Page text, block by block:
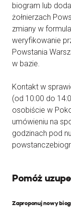
biogram lub
żołnierzach
zmiany w
weryfikowanie
Powstania
w bazie.
Kontakt w
(od 10:00 do
osobiście w
umówieniu na
godzinach pod
Pomóż
Zaproponuj nowy